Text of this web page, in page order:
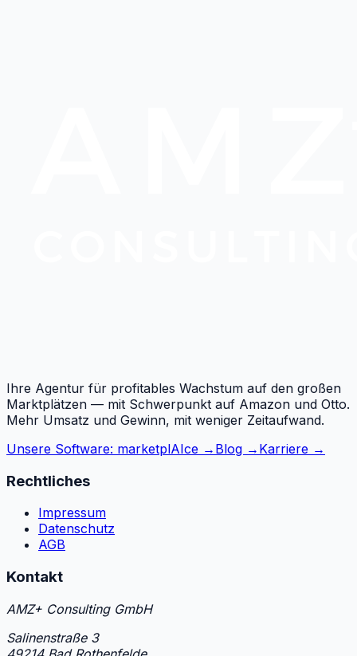
Ihre Agentur für profitables Wachstum auf den großen
Marktplätzen — mit Schwerpunkt auf Amazon und Otto.
Mehr Umsatz und Gewinn, mit weniger Zeitaufwand.
Unsere Software: marketplAIce → Blog → Karriere →
Rechtliches
Impressum
Datenschutz
AGB
Kontakt
AMZ+ Consulting GmbH
Salinenstraße 3